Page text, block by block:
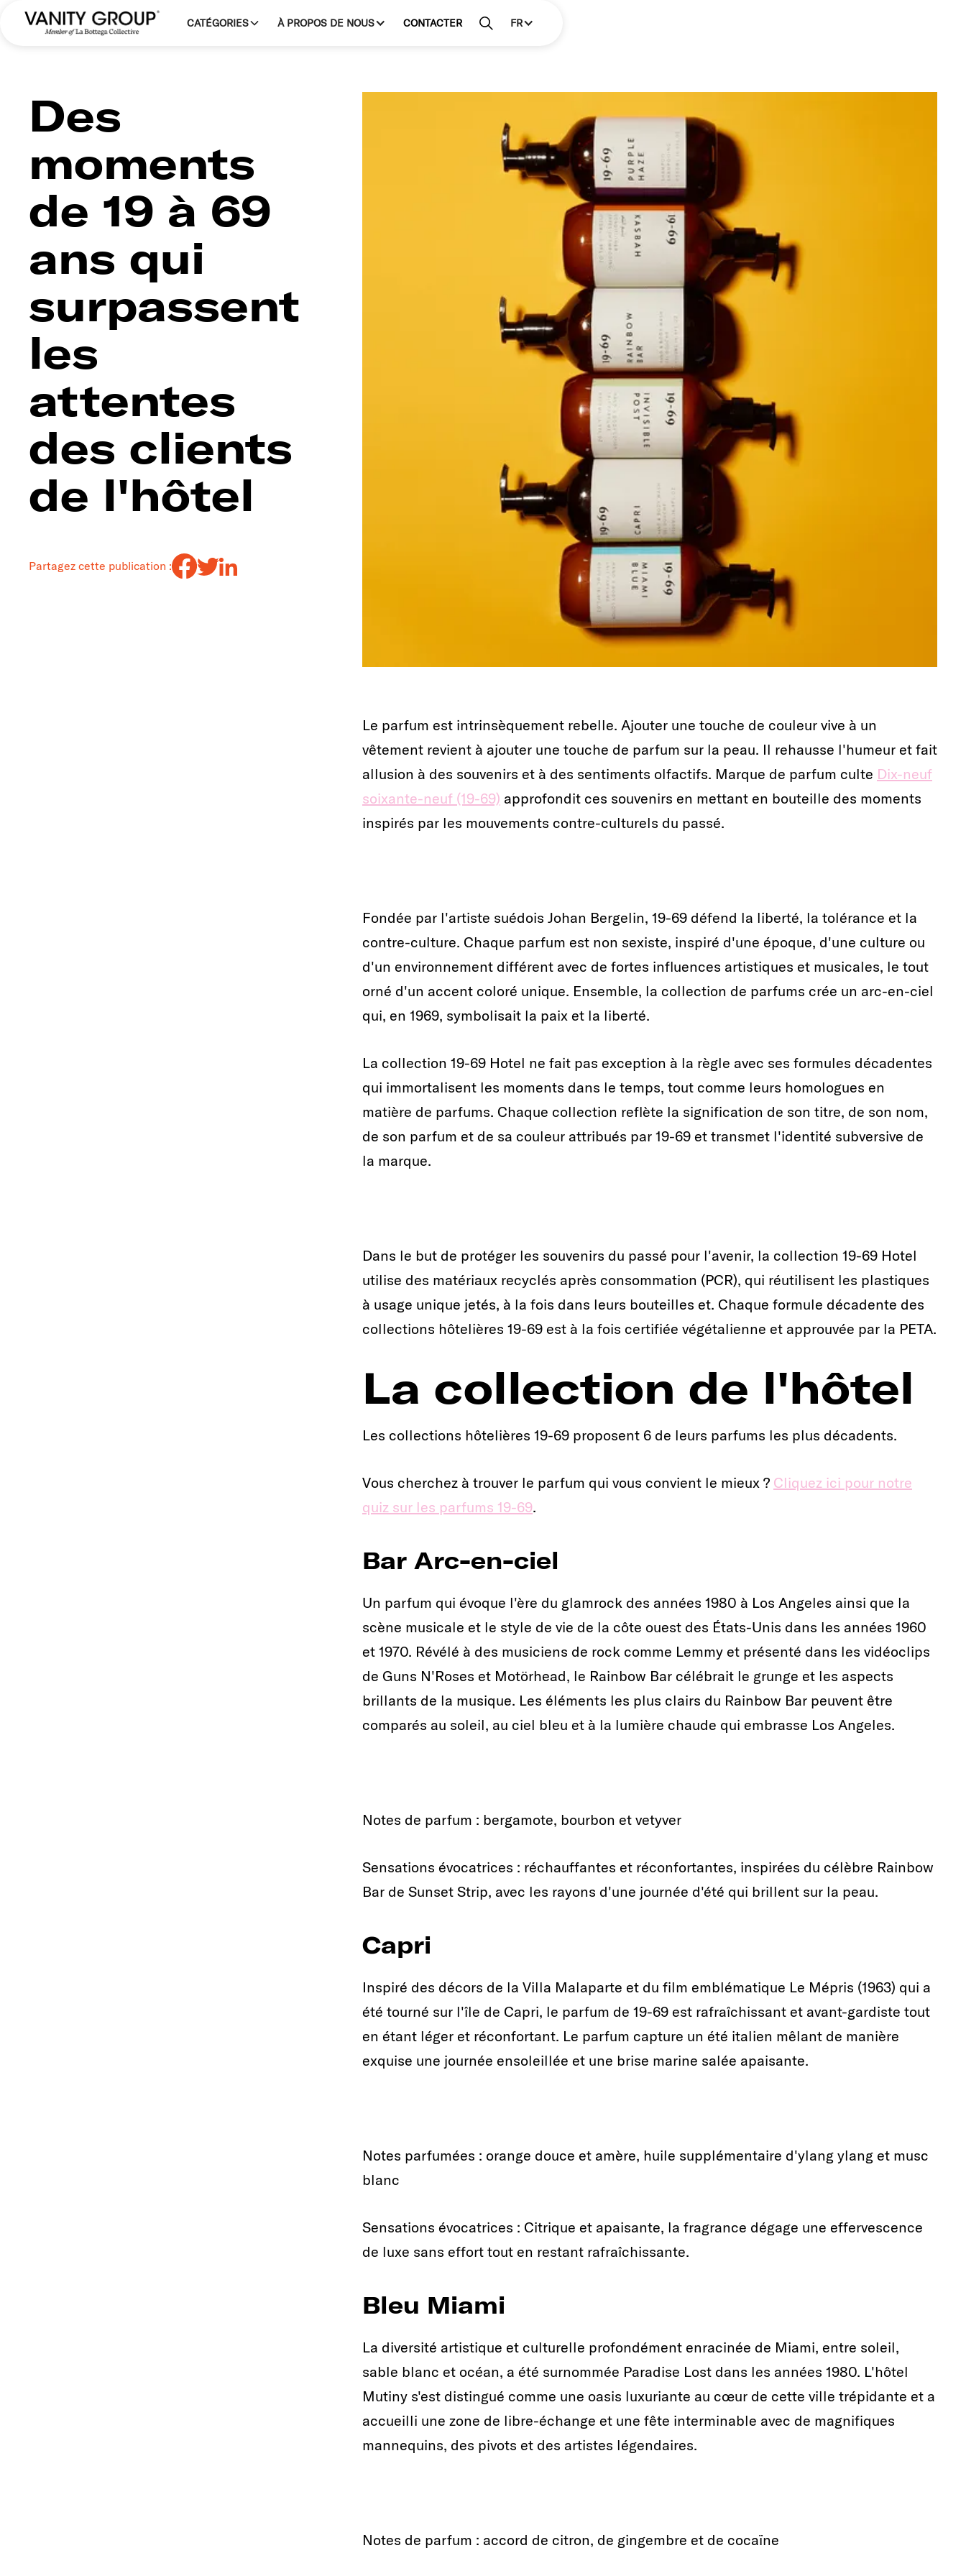
CATÉGORIES À PROPOS DE NOUS CONTACTER FR
Des
moments
de 19 à 69
ans qui
surpassent
les
attentes
des clients
de l'hôtel
Partagez cette publication :
Le parfum est intrinsèquement rebelle. Ajouter une touche de couleur vive à un
vêtement revient à ajouter une touche de parfum sur la peau. Il rehausse l'humeur et fait
allusion à des souvenirs et à des sentiments olfactifs. Marque de parfum culte Dix-neuf
soixante-neuf (19-69) approfondit ces souvenirs en mettant en bouteille des moments
inspirés par les mouvements contre-culturels du passé.
Fondée par l'artiste suédois Johan Bergelin, 19-69 défend la liberté, la tolérance et la
contre-culture. Chaque parfum est non sexiste, inspiré d'une époque, d'une culture ou
d'un environnement différent avec de fortes influences artistiques et musicales, le tout
orné d'un accent coloré unique. Ensemble, la collection de parfums crée un arc-en-ciel
qui, en 1969, symbolisait la paix et la liberté.
La collection 19-69 Hotel ne fait pas exception à la règle avec ses formules décadentes
qui immortalisent les moments dans le temps, tout comme leurs homologues en
matière de parfums. Chaque collection reflète la signification de son titre, de son nom,
de son parfum et de sa couleur attribués par 19-69 et transmet l'identité subversive de
la marque.
Dans le but de protéger les souvenirs du passé pour l'avenir, la collection 19-69 Hotel
utilise des matériaux recyclés après consommation (PCR), qui réutilisent les plastiques
à usage unique jetés, à la fois dans leurs bouteilles et. Chaque formule décadente des
collections hôtelières 19-69 est à la fois certifiée végétalienne et approuvée par la PETA.
La collection de l'hôtel
Les collections hôtelières 19-69 proposent 6 de leurs parfums les plus décadents.
Vous cherchez à trouver le parfum qui vous convient le mieux ? Cliquez ici pour notre
quiz sur les parfums 19-69.
Bar Arc-en-ciel
Un parfum qui évoque l'ère du glamrock des années 1980 à Los Angeles ainsi que la
scène musicale et le style de vie de la côte ouest des États-Unis dans les années 1960
et 1970. Révélé à des musiciens de rock comme Lemmy et présenté dans les vidéoclips
de Guns N'Roses et Motörhead, le Rainbow Bar célébrait le grunge et les aspects
brillants de la musique. Les éléments les plus clairs du Rainbow Bar peuvent être
comparés au soleil, au ciel bleu et à la lumière chaude qui embrasse Los Angeles.
Notes de parfum : bergamote, bourbon et vetyver
Sensations évocatrices : réchauffantes et réconfortantes, inspirées du célèbre Rainbow
Bar de Sunset Strip, avec les rayons d'une journée d'été qui brillent sur la peau.
Capri
Inspiré des décors de la Villa Malaparte et du film emblématique Le Mépris (1963) qui a
été tourné sur l'île de Capri, le parfum de 19-69 est rafraîchissant et avant-gardiste tout
en étant léger et réconfortant. Le parfum capture un été italien mêlant de manière
exquise une journée ensoleillée et une brise marine salée apaisante.
Notes parfumées : orange douce et amère, huile supplémentaire d'ylang ylang et musc
blanc
Sensations évocatrices : Citrique et apaisante, la fragrance dégage une effervescence
de luxe sans effort tout en restant rafraîchissante.
Bleu Miami
La diversité artistique et culturelle profondément enracinée de Miami, entre soleil,
sable blanc et océan, a été surnommée Paradise Lost dans les années 1980. L'hôtel
Mutiny s'est distingué comme une oasis luxuriante au cœur de cette ville trépidante et a
accueilli une zone de libre-échange et une fête interminable avec de magnifiques
mannequins, des pivots et des artistes légendaires.
Notes de parfum : accord de citron, de gingembre et de cocaïne